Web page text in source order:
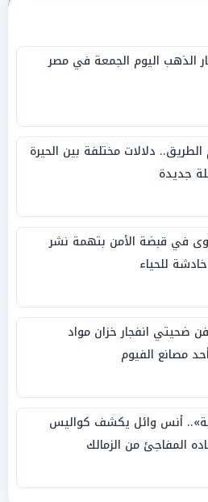
الذهب اليوم الجمعة في مصر
دلالات مختلفة بين الحيرة
جديدة
في قبضة الأمن بتهمة نشر
للحياء
ضحيتي انفجار خزان مواد
مصانع الفيوم
أنس وائل يكشف كواليس
المفاجئ من الزمالك